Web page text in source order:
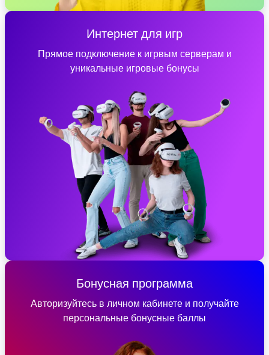
Интернет для игр
Прямое подключение к игрвым серверам и
уникальные игровые бонусы
Бонусная программа
Авторизуйтесь в личном кабинете и получайте
персональные бонусные баллы